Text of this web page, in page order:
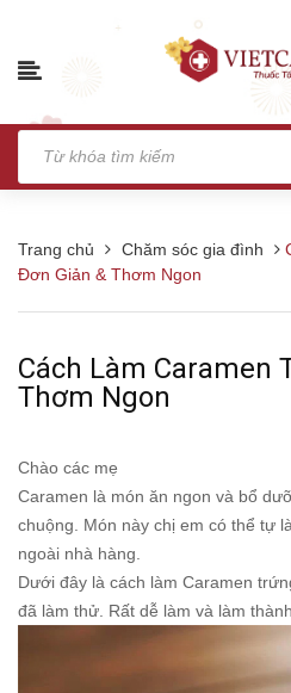
Trang chủ Chăm sóc gia đình
Đơn Giản & Thơm Ngon
Cách Làm Caramen
Thơm Ngon
Chào các mẹ
Caramen là món ăn ngon và bổ
chuộng. Món này chị em có thể tự
ngoài nhà hàng.
Dưới đây là cách làm Caramen
đã làm thử. Rất dễ làm và làm